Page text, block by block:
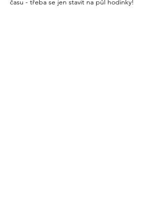
času - třeba se jen stavit na půl hodinky!